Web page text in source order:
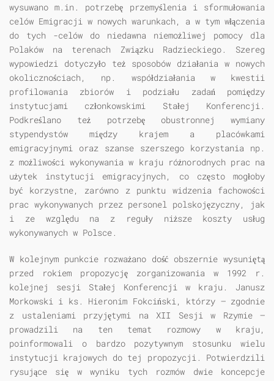
wysuwano m.in. potrzebę przemyślenia i sformułowania
celów Emigracji w nowych warunkach, a w tym włączenia
do tych -celów do niedawna niemożliwej pomocy dla
Polaków na terenach Związku Radzieckiego. Szereg
wypowiedzi dotyczyło też sposobów działania w nowych
okolicznościach, np. współdziałania w kwestii
profilowania zbiorów i podziału zadań pomiędzy
instytucjami członkowskimi Stałej Konferencji.
Podkreślano też potrzebę obustronnej wymiany
stypendystów między krajem a placówkami
emigracyjnymi oraz szanse szerszego korzystania np.
z możliwości wykonywania w kraju różnorodnych prac na
użytek instytucji emigracyjnych, co często mogłoby
być korzystne, zarówno z punktu widzenia fachowości
prac wykonywanych przez personel polskojęzyczny, jak
i ze względu na z reguły niższe koszty usług
wykonywanych w Polsce.
W kolejnym punkcie rozważano dość obszernie wysuniętą
przed rokiem propozycję zorganizowania w 1992 r.
kolejnej sesji Stałej Konferencji w kraju. Janusz
Morkowski i ks. Hieronim Fokciński, którzy — zgodnie
z ustaleniami przyjętymi na XII Sesji w Rzymie —
prowadzili na ten temat rozmowy w kraju,
poinformowali o bardzo pozytywnym stosunku wielu
instytucji krajowych do tej propozycji. Potwierdzili
rysujące się w wyniku tych rozmów dwie koncepcje